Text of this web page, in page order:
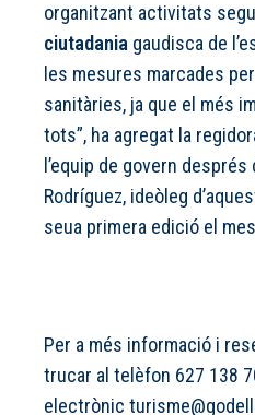
organitzant activitats
ciutadania gaudisca de
les mesures marcades
sanitàries, ja que el més
tots”, ha agregat la
l’equip de govern
Rodríguez, ideòleg
seua primera edició el
Per a més informació i
trucar al telèfon 627 138
electrònic